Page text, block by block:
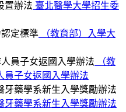
置辦法 臺北醫學大學招生委
定標準 （教育部）入學大
員子女返國入學辦法 （教
員子女返國入學辦法
牙藥學系新生入學獎勵辦法
牙藥學系新生入學獎勵辦法